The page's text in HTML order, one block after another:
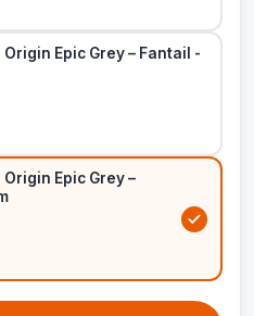
Epic Grey – Fantail -
Epic Grey –